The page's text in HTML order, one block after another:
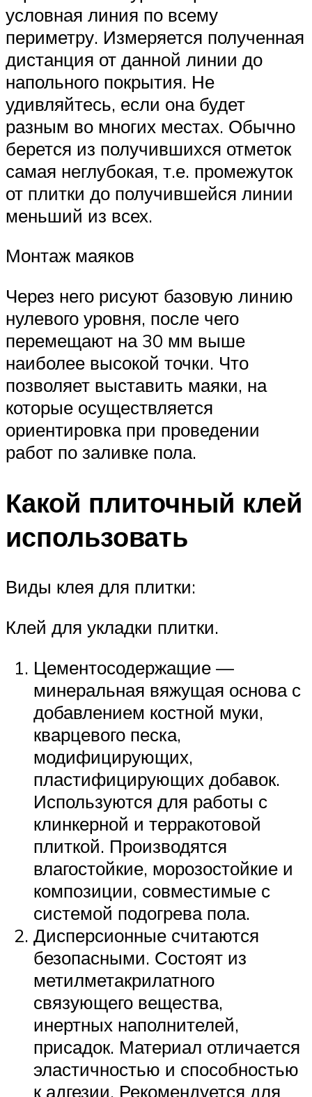
условная линия по всему
периметру. Измеряется полученная
дистанция от данной линии до
напольного покрытия. Не
удивляйтесь, если она будет
разным во многих местах. Обычно
берется из получившихся отметок
самая неглубокая, т.е. промежуток
от плитки до получившейся линии
меньший из всех.
Монтаж маяков
Через него рисуют базовую линию
нулевого уровня, после чего
перемещают на 30 мм выше
наиболее высокой точки. Что
позволяет выставить маяки, на
которые осуществляется
ориентировка при проведении
работ по заливке пола.
Какой плиточный клей
использовать
Виды клея для плитки:
Клей для укладки плитки.
Цементосодержащие —
минеральная вяжущая основа с
добавлением костной муки,
кварцевого песка,
модифицирующих,
пластифицирующих добавок.
Используются для работы с
клинкерной и терракотовой
плиткой. Производятся
влагостойкие, морозостойкие и
композиции, совместимые с
системой подогрева пола.
Дисперсионные считаются
безопасными. Состоят из
метилметакрилатного
связующего вещества,
инертных наполнителей,
присадок. Материал отличается
эластичностью и способностью
к адгезии. Рекомендуется для